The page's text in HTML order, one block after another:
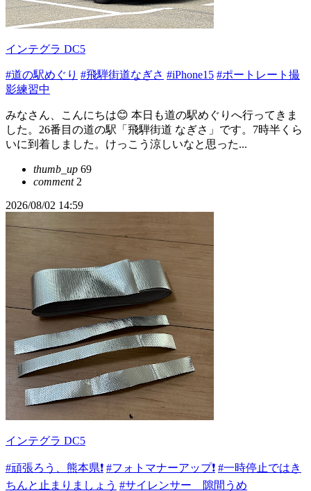
インテグラ DC5
#道の駅めぐり #飛騨街道なぎさ #iPhone15 #ポートレート撮
影練習中
みなさん、こんにちは😊 本日も道の駅めぐりへ行ってきま
した。26番目の道の駅「飛騨街道 なぎさ」です。7時半くら
いに到着しました。けっこう涼しいなと思った...
thumb_up 69
comment2
2026/08/02 14:59
インテグラ DC5
#頑張ろう、熊本県❗️ #フォトマナーアップ❗️ #一時停止ではき
ちんと止まりましょう #サイレンサー 隙間うめ